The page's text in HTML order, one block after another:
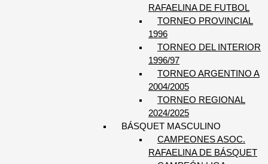
RAFAELINA DE FUTBOL
TORNEO PROVINCIAL
1996
TORNEO DEL INTERIOR
1996/97
TORNEO ARGENTINO A
2004/2005
TORNEO REGIONAL
2024/2025
BÁSQUET MASCULINO
CAMPEONES ASOC.
RAFAELINA DE BÁSQUET